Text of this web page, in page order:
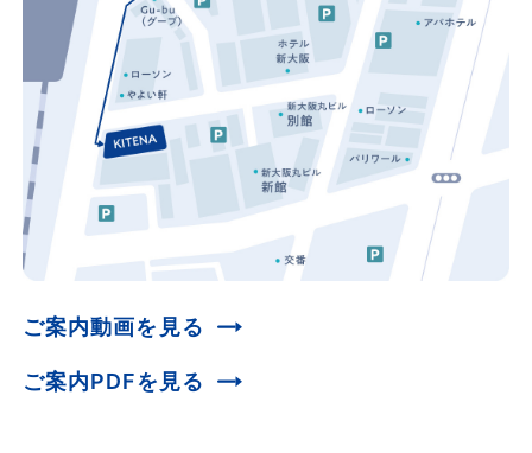
ご案内動画を見る
ご案内PDFを見る